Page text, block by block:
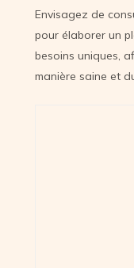
Envisagez de
pour élaborer un
besoins uniques,
manière saine et